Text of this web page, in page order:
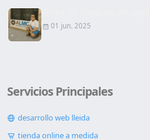
01 jun. 2025
Servicios Principales
desarrollo web lleida
tienda online a medida